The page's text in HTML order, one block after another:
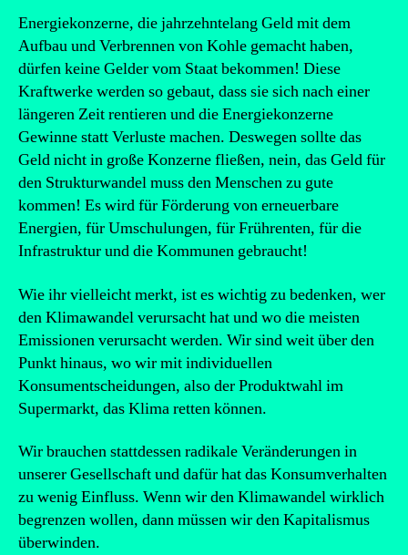
Energiekonzerne, die jahrzehntelang Geld mit dem
Aufbau und Verbrennen von Kohle gemacht haben,
dürfen keine Gelder vom Staat bekommen! Diese
Kraftwerke werden so gebaut, dass sie sich nach einer
längeren Zeit rentieren und die Energiekonzerne
Gewinne statt Verluste machen. Deswegen sollte das
Geld nicht in große Konzerne fließen, nein, das Geld für
den Strukturwandel muss den Menschen zu gute
kommen! Es wird für Förderung von erneuerbare
Energien, für Umschulungen, für Frührenten, für die
Infrastruktur und die Kommunen gebraucht!
Wie ihr vielleicht merkt, ist es wichtig zu bedenken, wer
den Klimawandel verursacht hat und wo die meisten
Emissionen verursacht werden. Wir sind weit über den
Punkt hinaus, wo wir mit individuellen
Konsumentscheidungen, also der Produktwahl im
Supermarkt, das Klima retten können.
Wir brauchen stattdessen radikale Veränderungen in
unserer Gesellschaft und dafür hat das Konsumverhalten
zu wenig Einfluss. Wenn wir den Klimawandel wirklich
begrenzen wollen, dann müssen wir den Kapitalismus
überwinden.